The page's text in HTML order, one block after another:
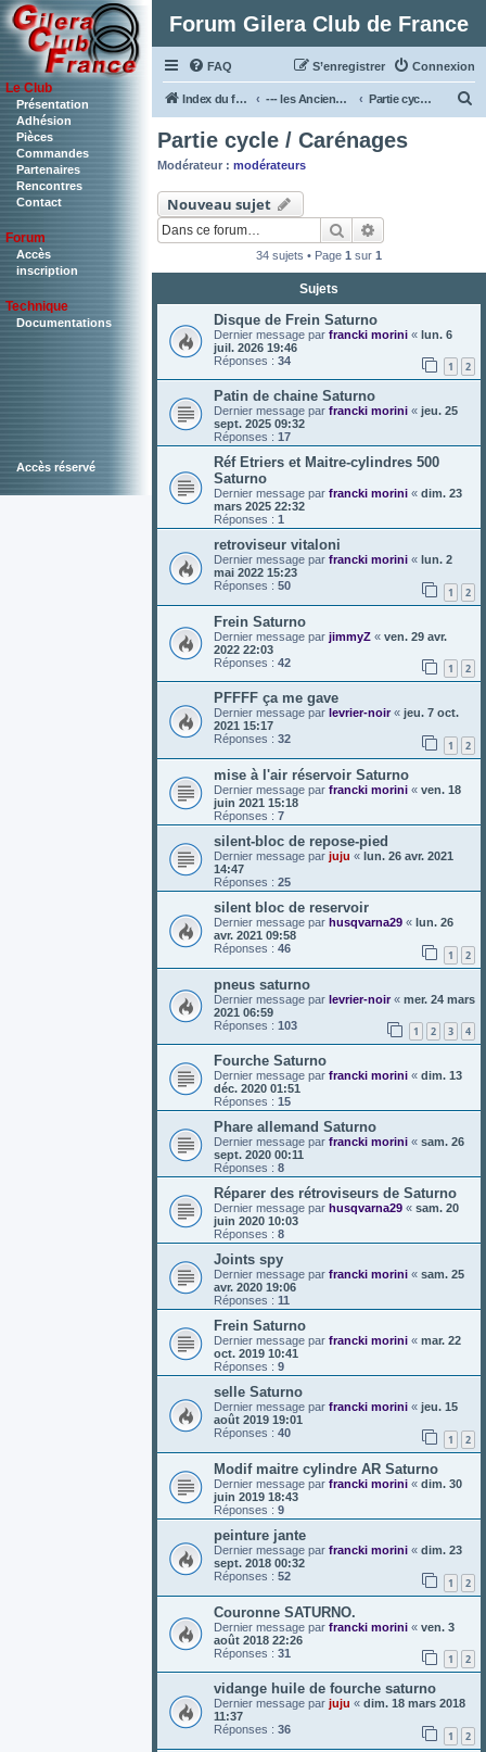
Le Club
Présentation
Adhésion
Pièces
Commandes
Partenaires
Rencontres
Contact
Forum
Accès
inscription
Technique
Documentations
Accès réservé
Forum Gilera Club de France
FAQ Connexion
S’enregistrer
Index du forum --- les Anciennes & Les autres Bi4 --- Partie cycle / Carénages
e
Partie cycle / Carénages
Modérateur : modérateurs
Nouveau sujet
Rechercher
34 sujets • Page 1 sur 1
Sujets
Disque de Frein Saturno
Dernier message par francki morini « lun. 6
juil. 2026 19:46
Réponses : 34 1 2
Patin de chaine Saturno
Dernier message par francki morini « jeu. 25
sept. 2025 09:32
Réponses : 17
Réf Etriers et Maitre-cylindres 500
Saturno
Dernier message par francki morini « dim. 23
mars 2025 22:32
Réponses : 1
retroviseur vitaloni
Dernier message par francki morini « lun. 2
mai 2022 15:23
Réponses : 50 1 2
Frein Saturno
Dernier message par jimmyZ « ven. 29 avr.
2022 22:03
Réponses : 42 1 2
PFFFF ça me gave
Dernier message par levrier-noir« jeu. 7 oct.
2021 15:17
Réponses : 32 1 2
mise à l'air réservoir Saturno
Dernier message par francki morini « ven. 18
juin 2021 15:18
Réponses : 7
silent-bloc de repose-pied
Dernier message par juju « lun. 26 avr. 2021
14:47
Réponses : 25
silent bloc de reservoir
Dernier message par husqvarna29 « lun. 26
avr. 2021 09:58
Réponses : 46 1 2
pneus saturno
Dernier message par levrier-noir« mer. 24 mars
2021 06:59
Réponses : 103 1 2 3 4
Fourche Saturno
Dernier message par francki morini « dim. 13
déc. 2020 01:51
Réponses : 15
Phare allemand Saturno
Dernier message par francki morini « sam. 26
sept. 2020 00:11
Réponses : 8
Réparer des rétroviseurs de Saturno
Dernier message par husqvarna29 « sam. 20
juin 2020 10:03
Réponses : 8
Joints spy
Dernier message par francki morini « sam. 25
avr. 2020 19:06
Réponses : 11
Frein Saturno
Dernier message par francki morini « mar. 22
oct. 2019 10:41
Réponses : 9
selle Saturno
Dernier message par francki morini « jeu. 15
août 2019 19:01
Réponses : 40 1 2
Modif maitre cylindre AR Saturno
Dernier message par francki morini « dim. 30
juin 2019 18:43
Réponses : 9
peinture jante
Dernier message par francki morini « dim. 23
sept. 2018 00:32
Réponses : 52 1 2
Couronne SATURNO.
Dernier message par francki morini « ven. 3
août 2018 22:26
Réponses : 31 1 2
vidange huile de fourche saturno
Dernier message par juju « dim. 18 mars 2018
11:37
Réponses : 36 1 2